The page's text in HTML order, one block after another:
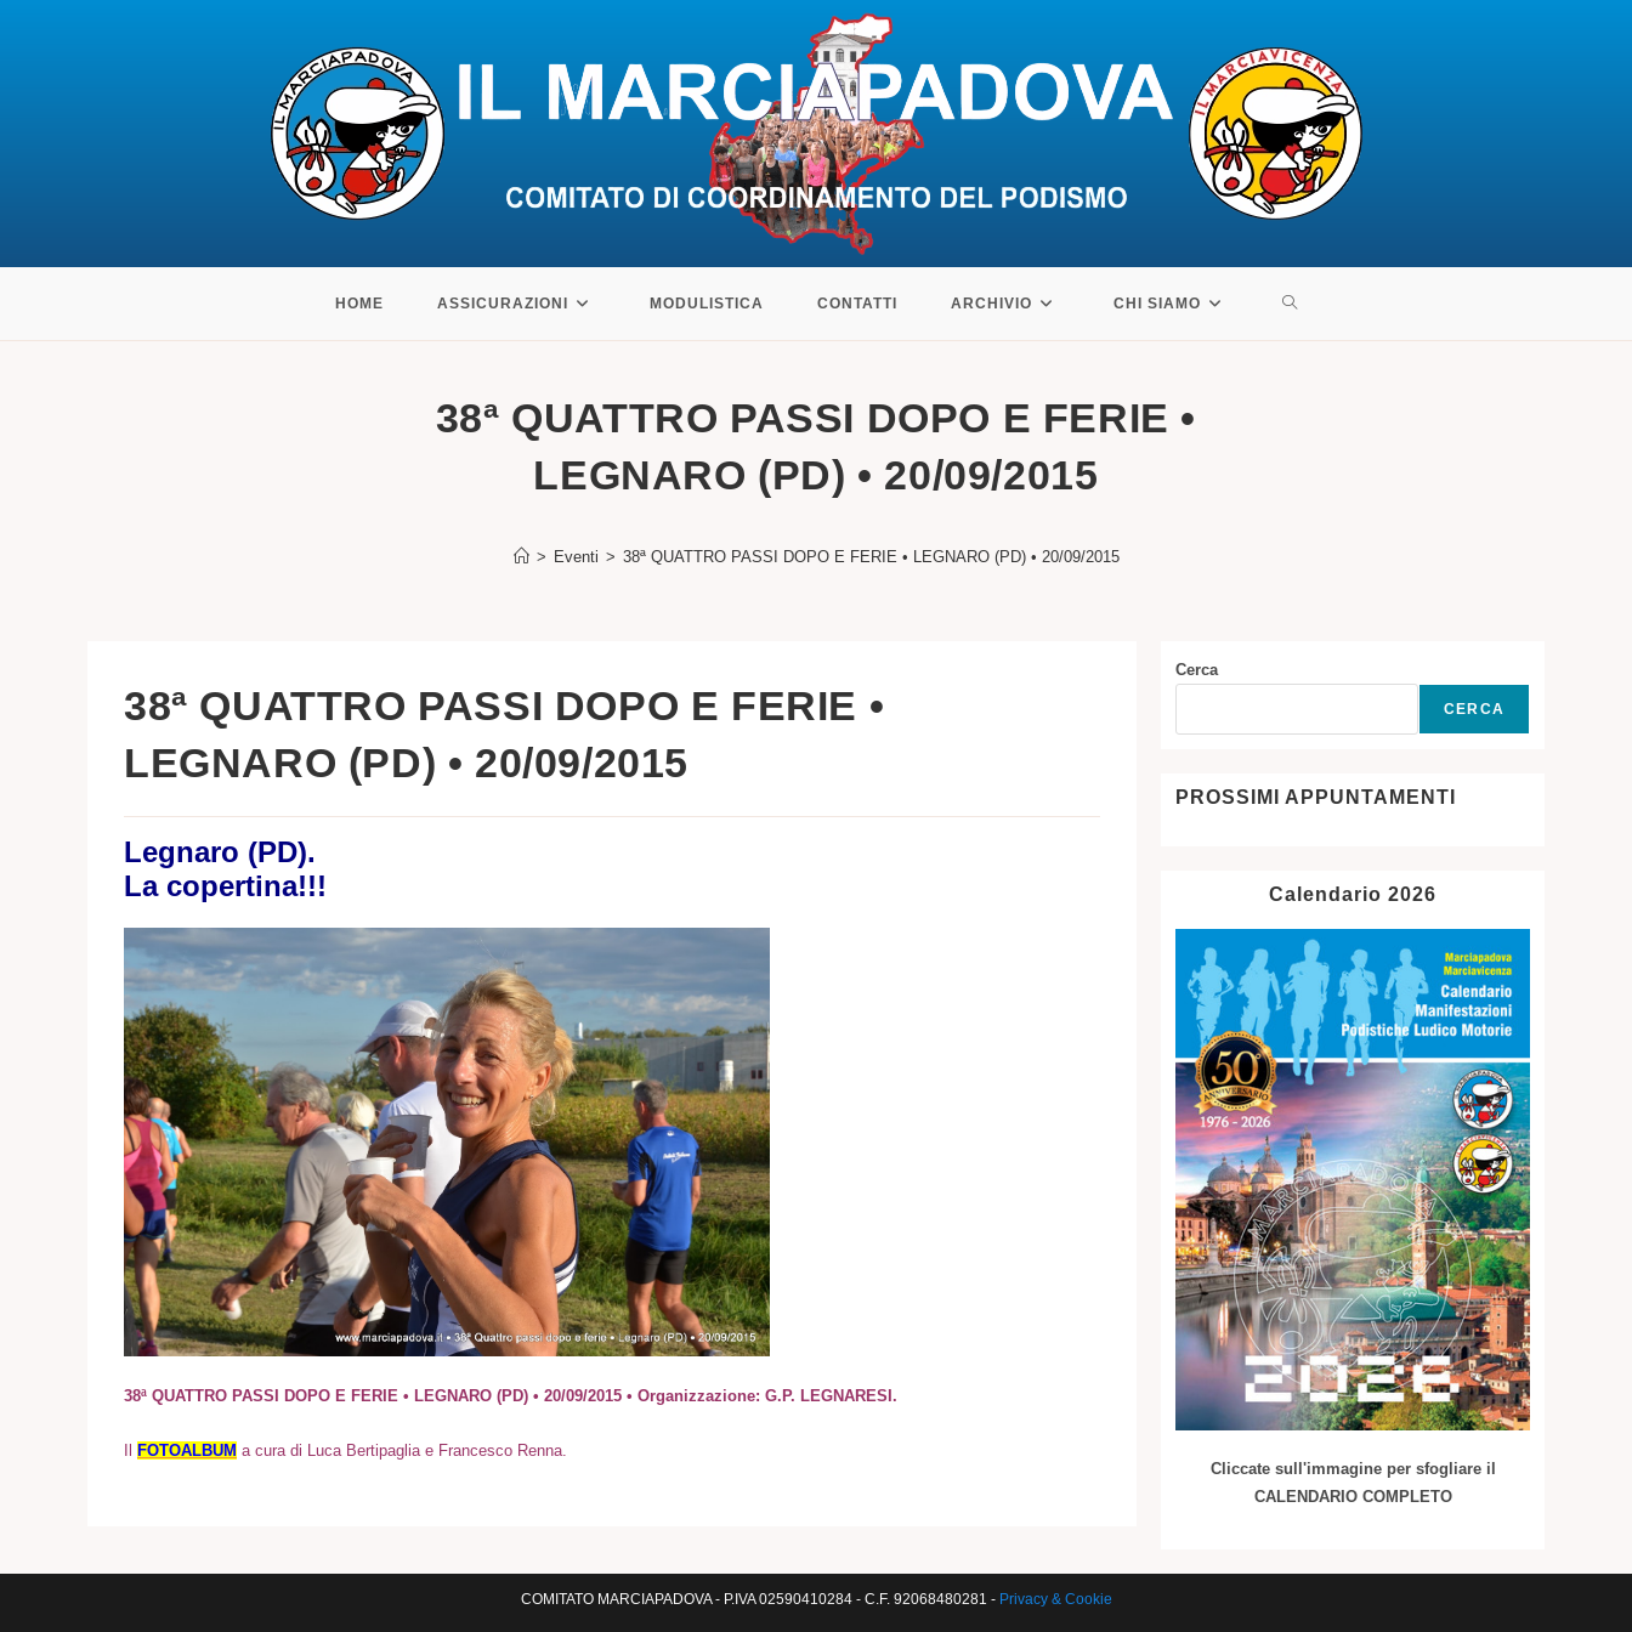
contenuto
HOME ASSICURAZIONI MODULISTICA CONTATTI ARCHIVIO CHI SIAMO ATTIVA/DISATTIVA
38ª QUATTRO PASSI DOPO E FERIE •
LEGNARO (PD) • 20/09/2015
> Eventi > 38ª QUATTRO PASSI DOPO E FERIE • LEGNARO (PD) • 20/09/2015
38ª QUATTRO PASSI DOPO E FERIE •
LEGNARO (PD) • 20/09/2015
Legnaro (PD).
La copertina!!!
38ª QUATTRO PASSI DOPO E FERIE • LEGNARO (PD) • 20/09/2015 • Organizzazione: G.P. LEGNARESI.
Il FOTOALBUM a cura di Luca Bertipaglia e Francesco Renna.
Cerca
CERCA
PROSSIMI APPUNTAMENTI
Calendario 2026
Cliccate sull'immagine per sfogliare il
CALENDARIO COMPLETO
COMITATO MARCIAPADOVA - P.IVA 02590410284 - C.F. 92068480281 - Privacy & Cookie